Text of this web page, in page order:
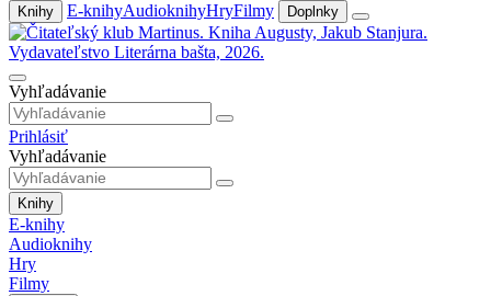
Knihy E-knihyAudioknihyHryFilmy Doplnky
Vyhľadávanie
Prihlásiť
Vyhľadávanie
Knihy
E-knihy
Audioknihy
Hry
Filmy